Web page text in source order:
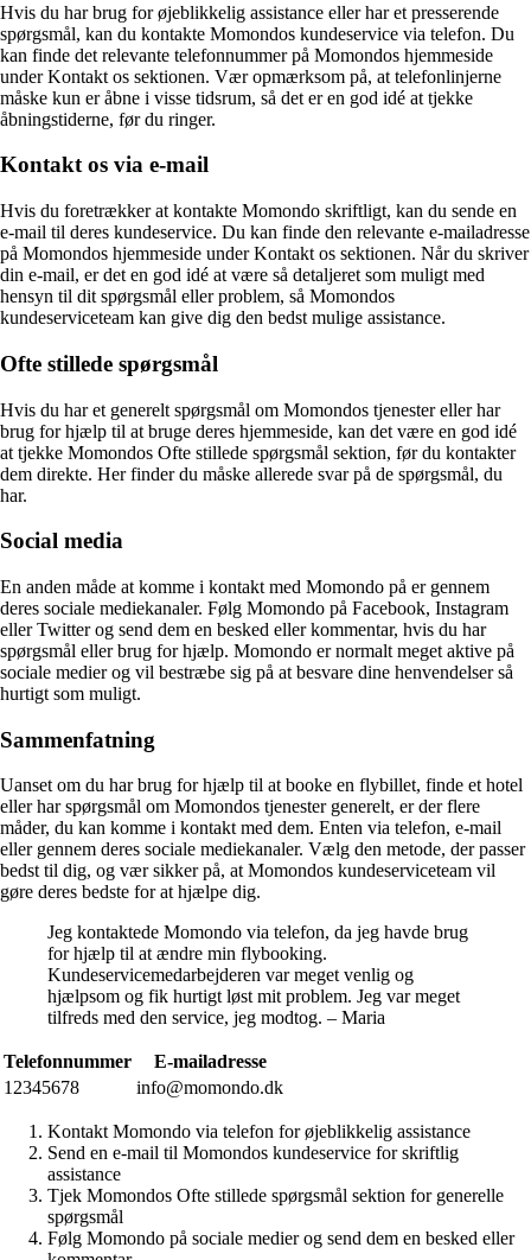
Hvis du har brug for øjeblikkelig assistance eller har et presserende
spørgsmål, kan du kontakte Momondos kundeservice via telefon. Du
kan finde det relevante telefonnummer på Momondos hjemmeside
under Kontakt os sektionen. Vær opmærksom på, at telefonlinjerne
måske kun er åbne i visse tidsrum, så det er en god idé at tjekke
åbningstiderne, før du ringer.
Kontakt os via e-mail
Hvis du foretrækker at kontakte Momondo skriftligt, kan du sende en
e-mail til deres kundeservice. Du kan finde den relevante e-mailadresse
på Momondos hjemmeside under Kontakt os sektionen. Når du skriver
din e-mail, er det en god idé at være så detaljeret som muligt med
hensyn til dit spørgsmål eller problem, så Momondos
kundeserviceteam kan give dig den bedst mulige assistance.
Ofte stillede spørgsmål
Hvis du har et generelt spørgsmål om Momondos tjenester eller har
brug for hjælp til at bruge deres hjemmeside, kan det være en god idé
at tjekke Momondos Ofte stillede spørgsmål sektion, før du kontakter
dem direkte. Her finder du måske allerede svar på de spørgsmål, du
har.
Social media
En anden måde at komme i kontakt med Momondo på er gennem
deres sociale mediekanaler. Følg Momondo på Facebook, Instagram
eller Twitter og send dem en besked eller kommentar, hvis du har
spørgsmål eller brug for hjælp. Momondo er normalt meget aktive på
sociale medier og vil bestræbe sig på at besvare dine henvendelser så
hurtigt som muligt.
Sammenfatning
Uanset om du har brug for hjælp til at booke en flybillet, finde et hotel
eller har spørgsmål om Momondos tjenester generelt, er der flere
måder, du kan komme i kontakt med dem. Enten via telefon, e-mail
eller gennem deres sociale mediekanaler. Vælg den metode, der passer
bedst til dig, og vær sikker på, at Momondos kundeserviceteam vil
gøre deres bedste for at hjælpe dig.
Jeg kontaktede Momondo via telefon, da jeg havde brug
for hjælp til at ændre min flybooking.
Kundeservicemedarbejderen var meget venlig og
hjælpsom og fik hurtigt løst mit problem. Jeg var meget
tilfreds med den service, jeg modtog. – Maria
Telefonnummer
E-mailadresse
12345678
info@momondo.dk
Kontakt Momondo via telefon for øjeblikkelig assistance
Send en e-mail til Momondos kundeservice for skriftlig
assistance
Tjek Momondos Ofte stillede spørgsmål sektion for generelle
spørgsmål
Følg Momondo på sociale medier og send dem en besked eller